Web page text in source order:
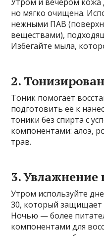
но мягко очищена.
нежными ПАВ
веществами),
Избегайте мыла,
2.
Тоник помогает
подготовить её к
тоники без спирта с
компонентами: алоэ,
трав.
3. Увлажнение
Утром используйте
30, который защищает
Ночью — более
компонентами для